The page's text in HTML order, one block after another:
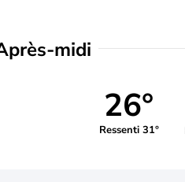
midi
26°
Ressenti 31°